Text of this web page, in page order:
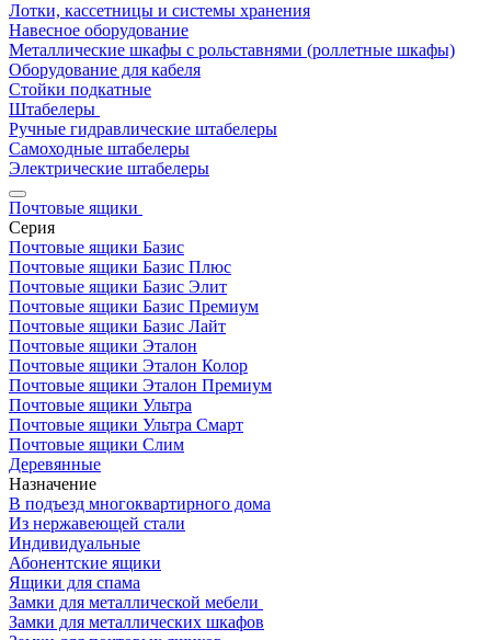
Лотки, кассетницы и системы хранения
Навесное оборудование
Металлические шкафы с рольставнями (роллетные шкафы)
Оборудование для кабеля
Стойки подкатные
Штабелеры
Ручные гидравлические штабелеры
Самоходные штабелеры
Электрические штабелеры
Почтовые ящики
Серия
Почтовые ящики Базис
Почтовые ящики Базис Плюс
Почтовые ящики Базис Элит
Почтовые ящики Базис Премиум
Почтовые ящики Базис Лайт
Почтовые ящики Эталон
Почтовые ящики Эталон Колор
Почтовые ящики Эталон Премиум
Почтовые ящики Ультра
Почтовые ящики Ультра Смарт
Почтовые ящики Слим
Деревянные
Назначение
В подъезд многоквартирного дома
Из нержавеющей стали
Индивидуальные
Абонентские ящики
Ящики для спама
Замки для металлической мебели
Замки для металлических шкафов